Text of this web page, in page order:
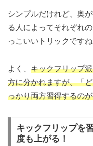
シンプルだけれど、奥
る人によってそれぞれ
っこいいトリックですね
よく、 キックフリップ
方に分かれますが、「
っかり両方習得するの
キックフリップを
度も上がる！